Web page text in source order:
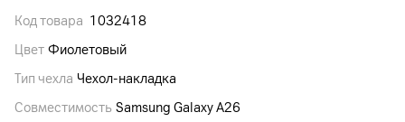
Код товара 1032418
Цвет Фиолетовый
Тип чехла Чехол-накладка
Совместимость Samsung Galaxy A26